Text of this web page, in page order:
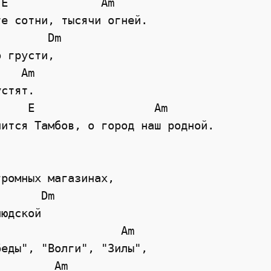
сотни, тысячи огней.
Dm
грусти,
Am
E                  Am
Тамбов, о город наш родной.
магазинах,
Dm
Am
"Волги", "Зилы",
Am